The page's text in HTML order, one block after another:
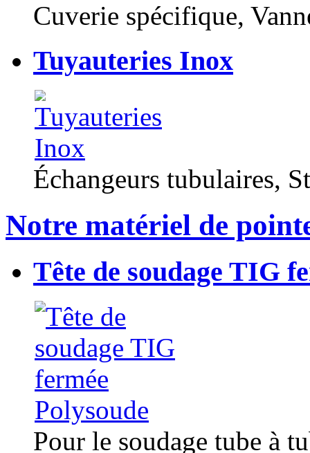
Cuverie spécifique,
Tuyauteries Inox
Échangeurs tubulaires,
Notre matériel de
Tête de soudage TIG
Pour le soudage tube à